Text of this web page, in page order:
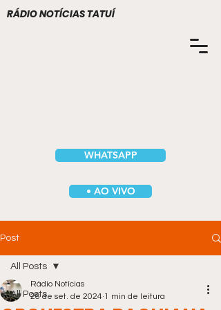
WHATSAPP
RÁDIO NOTÍCIAS TATUÍ
• AO VIVO
Post
All Posts
All Posts
Rádio Notícias
26 de set. de 2024 1 min de leitura